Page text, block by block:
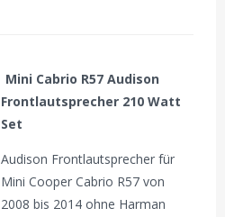
Mini Cabrio R57 Audison
Frontlautsprecher 210 Watt
Set
Audison Frontlautsprecher für
Mini Cooper Cabrio R57 von
2008 bis 2014 ohne Harman